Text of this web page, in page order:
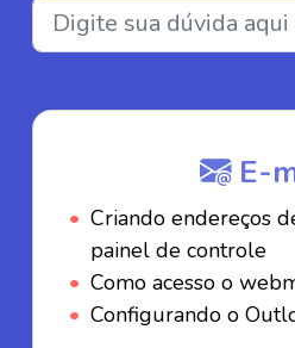
E-
Criando endereços
painel de controle
Como acesso o
Configurando o